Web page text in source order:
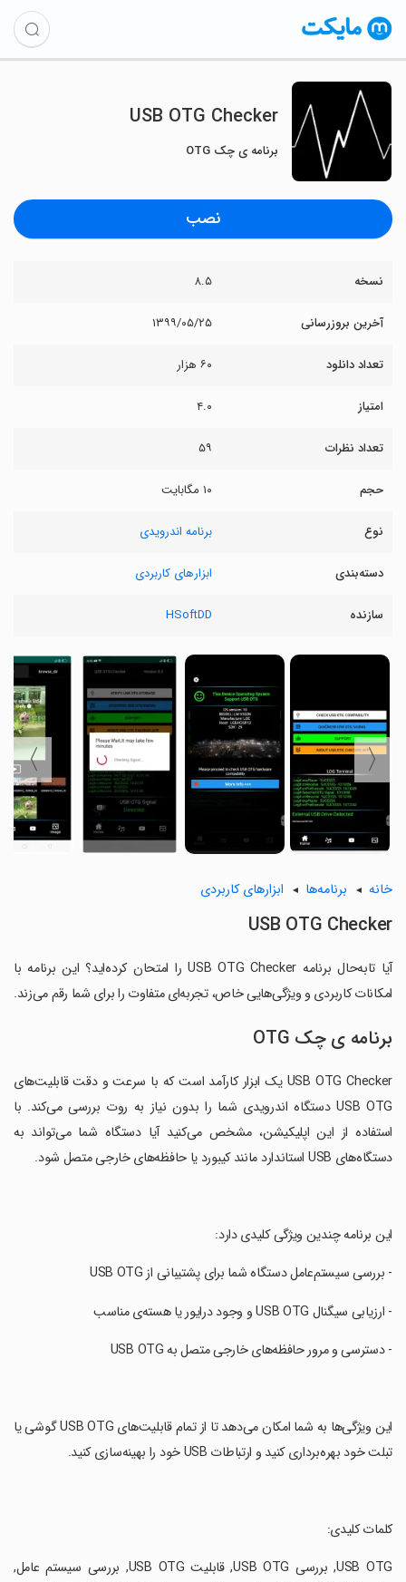
USB OTG Checker
برنامه ی چک OTG
نصب
نسخه ۸.۵
آخرین بروزرسانی ۱۳۹۹/۰۵/۲۵
تعداد دانلود ۶۰ هزار
امتیاز ۴.۰
تعداد نظرات ۵۹
حجم ۱۰ مگابایت
نوع برنامه اندرویدی
دسته‌بندی ابزارهای کاربردی
سازنده HSoftDD
〈
〉
خانه برنامه‌ها ابزارهای کاربردی
USB OTG Checker
آیا تابه‌حال برنامه USB OTG Checker را امتحان کرده‌اید؟ این برنامه با
امکانات کاربردی و ویژگی‌هایی خاص، تجربه‌ای متفاوت را برای شما رقم می‌زند.
برنامه ی چک OTG
USB OTG Checker یک ابزار کارآمد است که با سرعت و دقت قابلیت‌های
USB OTG دستگاه اندرویدی شما را بدون نیاز به روت بررسی می‌کند. با
استفاده از این اپلیکیشن، مشخص می‌کنید آیا دستگاه شما می‌تواند به
دستگاه‌های USB استاندارد مانند کیبورد یا حافظه‌های خارجی متصل شود.
‏این برنامه چندین ویژگی کلیدی دارد:
‏- بررسی سیستم‌عامل دستگاه شما برای پشتیبانی از USB OTG
‏- ارزیابی سیگنال USB OTG و وجود درایور یا هسته‌ی مناسب
‏- دسترسی و مرور حافظه‌های خارجی متصل به USB OTG
‏این ویژگی‌ها به شما امکان می‌دهد تا از تمام قابلیت‌های USB OTG گوشی یا
تبلت خود بهره‌برداری کنید و ارتباطات USB خود را بهینه‌سازی کنید.
‏کلمات کلیدی:
‏USB OTG, بررسی USB OTG, قابلیت USB OTG, بررسی سیستم عامل,